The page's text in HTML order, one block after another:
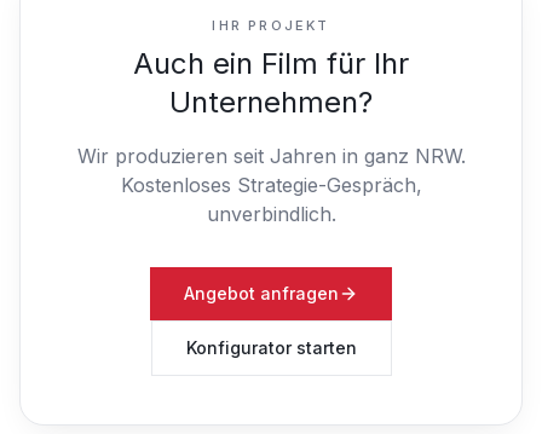
IHR PROJEKT
Auch ein Film für Ihr
Unternehmen?
Wir produzieren seit Jahren in ganz NRW.
Kostenloses Strategie-Gespräch,
unverbindlich.
Angebot anfragen
Konfigurator starten